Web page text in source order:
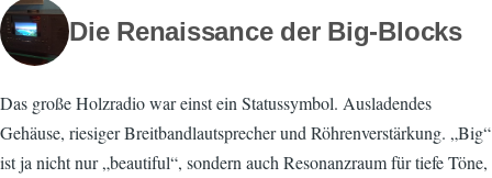
Die Renaissance der Big-Blocks
Das große Holzradio war einst ein Statussymbol. Ausladendes
Gehäuse, riesiger Breitbandlautsprecher und Röhrenverstärkung. „Big“
ist ja nicht nur „beautiful“, sondern auch Resonanzraum für tiefe Töne,